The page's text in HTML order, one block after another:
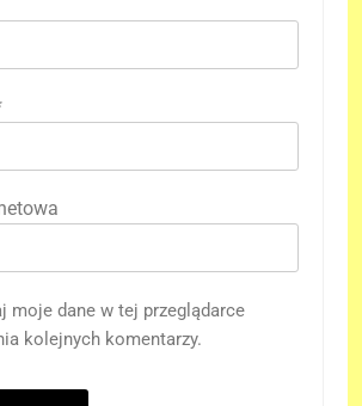
moje dane w tej przeglądarce
kolejnych komentarzy.